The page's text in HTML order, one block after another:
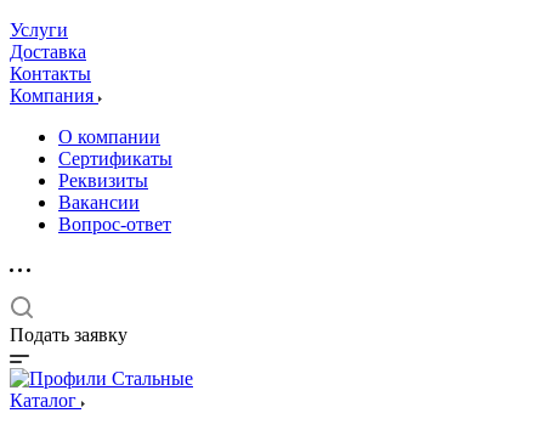
Услуги
Доставка
Контакты
Компания
О компании
Сертификаты
Реквизиты
Вакансии
Вопрос-ответ
Подать заявку
Каталог